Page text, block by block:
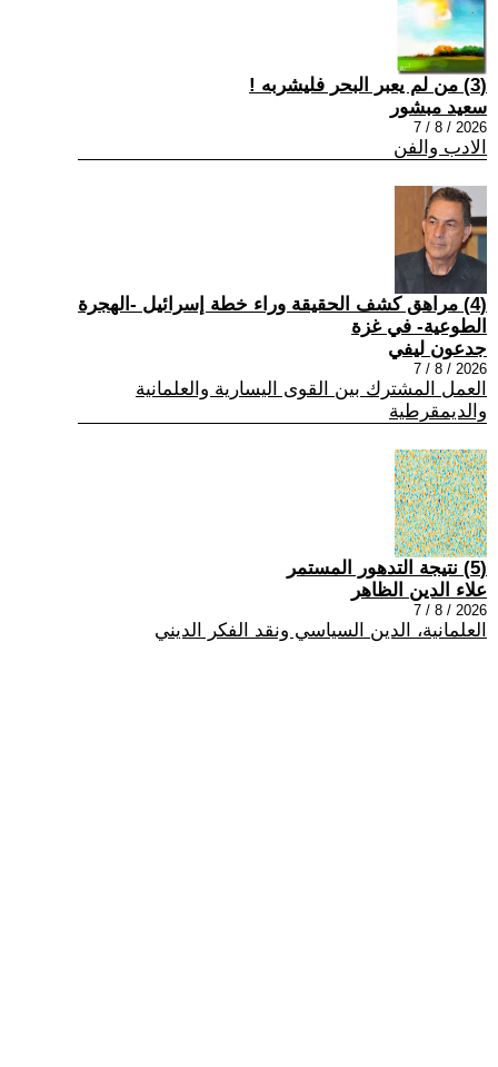
(3) من لم يعبر البحر فليشربه !
سعيد مبشور
2026 / 8 / 7
الادب والفن
(4) مراهق كشف الحقيقة وراء خطة إسرائيل -الهجرة
الطوعية- في غزة
جدعون ليفي
2026 / 8 / 7
العمل المشترك بين القوى اليسارية والعلمانية
والديمقرطية
(5) نتيجة التدهور المستمر
علاء الدين الظاهر
2026 / 8 / 7
العلمانية، الدين السياسي ونقد الفكر الديني